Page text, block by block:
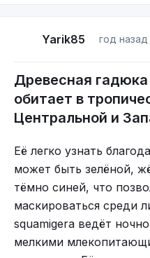
Yarik85 год назад
Древесная
обитает в
Центральной и
Её легко узнать
может быть зелёной,
тёмно синей, что
маскироваться среди
squamigera ведёт
мелкими